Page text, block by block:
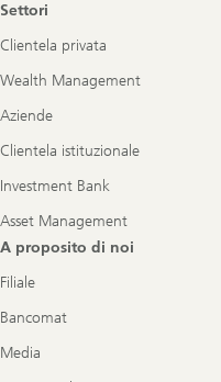
Settori
Clientela privata
Wealth Management
Aziende
Clientela istituzionale
Investment Bank
Asset Management
A proposito di noi
Filiale
Bancomat
Media